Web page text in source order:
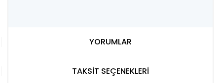
YORUMLAR
TAKSİT SEÇENEKLERİ